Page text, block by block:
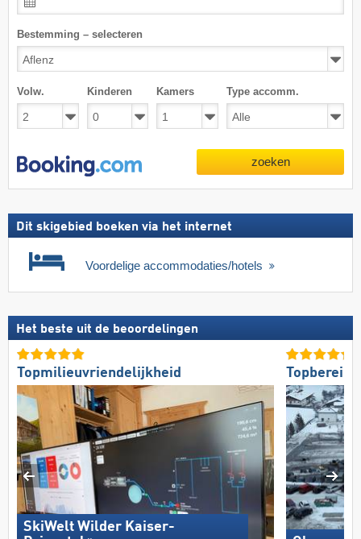
Bestemming – selecteren
Volw. Kinderen Kamers Type accomm.
zoeken
Dit skigebied boeken via het internet
Voordelige accommodaties/hotels
Het beste uit de beoordelingen
Topmilieuvriendelijkheid
SkiWelt Wilder Kaiser-